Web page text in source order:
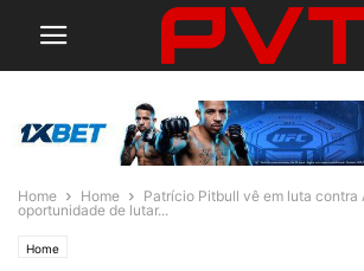
Home Home
Patrício Pitbull vê em luta contra
oportunidade de lutar...
Home